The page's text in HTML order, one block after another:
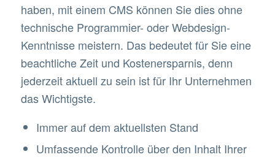
haben, mit einem CMS können Sie dies ohne
technische Programmier- oder Webdesign-
Kenntnisse meistern. Das bedeutet für Sie eine
beachtliche Zeit und Kostenersparnis, denn
jederzeit aktuell zu sein ist für Ihr Unternehmen
das Wichtigste.
Immer auf dem aktuellsten Stand
Umfassende Kontrolle über den Inhalt Ihrer